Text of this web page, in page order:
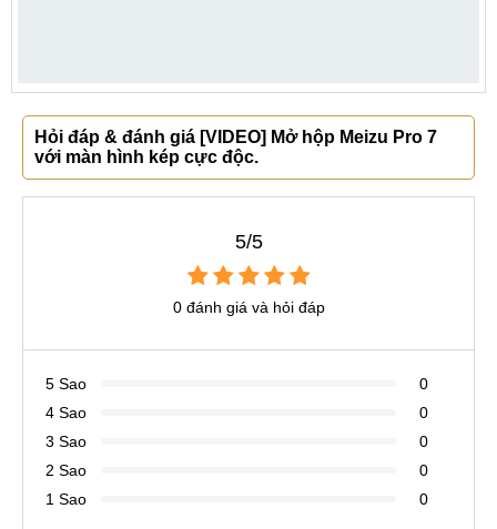
Hỏi đáp & đánh giá [VIDEO] Mở hộp Meizu Pro 7
với màn hình kép cực độc.
5/5
0 đánh giá và hỏi đáp
5 Sao
0
4 Sao
0
3 Sao
0
2 Sao
0
1 Sao
0